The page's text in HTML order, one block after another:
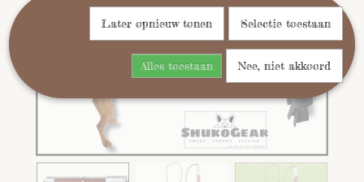
Later opnieuw tonen Selectie toestaan
Alles toestaan Nee, niet akkoord